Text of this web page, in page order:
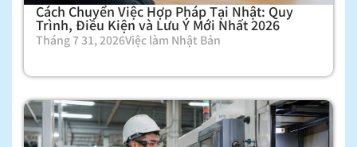
Cách Chuyển Việc Hợp Pháp Tại Nhật: Quy
Trình, Điều Kiện và Lưu Ý Mới Nhất 2026
Tháng 7 31, 2026Việc làm Nhật Bản